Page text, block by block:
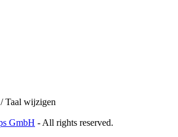
Taal wijzigen
GmbH - All rights reserved.